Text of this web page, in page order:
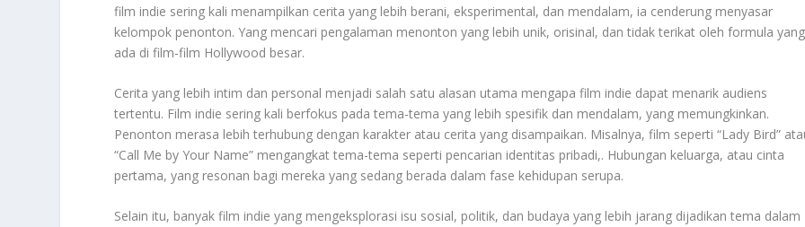
film indie sering kali menampilkan cerita yang lebih berani, eksperimental, dan mendalam, ia cenderung menyasar
kelompok penonton. Yang mencari pengalaman menonton yang lebih unik, orisinal, dan tidak terikat oleh formula yang
ada di film-film Hollywood besar.
Cerita yang lebih intim dan personal menjadi salah satu alasan utama mengapa film indie dapat menarik audiens
tertentu. Film indie sering kali berfokus pada tema-tema yang lebih spesifik dan mendalam, yang memungkinkan.
Penonton merasa lebih terhubung dengan karakter atau cerita yang disampaikan. Misalnya, film seperti “Lady Bird”
“Call Me by Your Name” mengangkat tema-tema seperti pencarian identitas pribadi,. Hubungan keluarga, atau cinta
pertama, yang resonan bagi mereka yang sedang berada dalam fase kehidupan serupa.
Selain itu, banyak film indie yang mengeksplorasi isu sosial, politik, dan budaya yang lebih jarang dijadikan tema dalam